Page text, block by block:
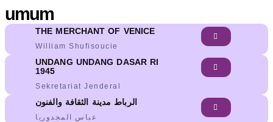
umum
THE MERCHANT OF VENICE
William Shufisoucie
UNDANG UNDANG DASAR RI
1945
Sekretariat Jenderal
الرباط مدينة الثقافة والفنون
عباس المجدوريا